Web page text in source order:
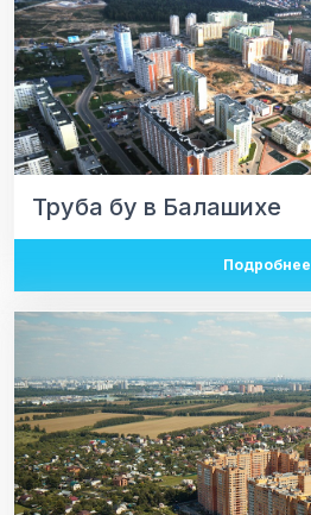
Труба бу в Балашихе
Подробнее